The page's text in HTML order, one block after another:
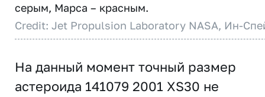
серым, Марса – красным.
Credit: Jet Propulsion Laboratory NASA, Ин-
На данный момент точный размер
астероида 141079 2001 XS30 не